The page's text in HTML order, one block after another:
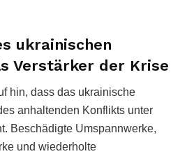
ukrainischen
Verstärker der Krise
hin, dass das ukrainische
anhaltenden Konflikts unter
Beschädigte Umspannwerke,
und wiederholte